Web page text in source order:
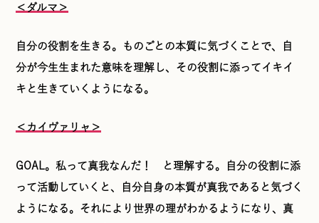
＜ダルマ＞
自分の役割を生きる。ものごとの本質に気づくことで、自
分が今生生まれた意味を理解し、その役割に添ってイキイ
キと生きていくようになる。
＜カイヴァリャ＞
GOAL。私って真我なんだ！ と理解する。自分の役割に添
って活動していくと、自分自身の本質が真我であると気づく
ようになる。それにより世界の理がわかるようになり、真